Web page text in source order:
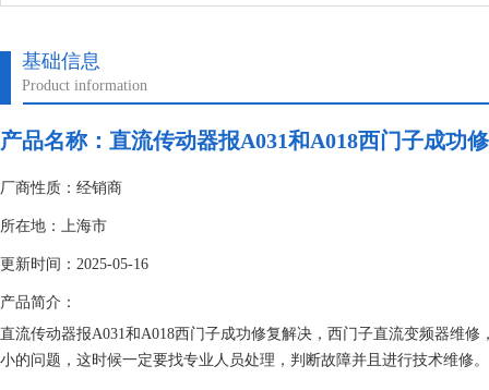
基础信息
Product information
产品名称： 直流传动器报A031和A018西门子成功
厂商性质：经销商
所在地：上海市
更新时间：2025-05-16
产品简介：
直流传动器报A031和A018西门子成功修复解决，西门子直流变频器维
小的问题，这时候一定要找专业人员处理，判断故障并且进行技术维修。